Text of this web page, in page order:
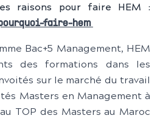
raisons pour faire HEM :
faire-hem
Bac+5 Management, HEM
des formations dans les
sur le marché du travail
Masters en Management à
TOP des Masters au Maroc